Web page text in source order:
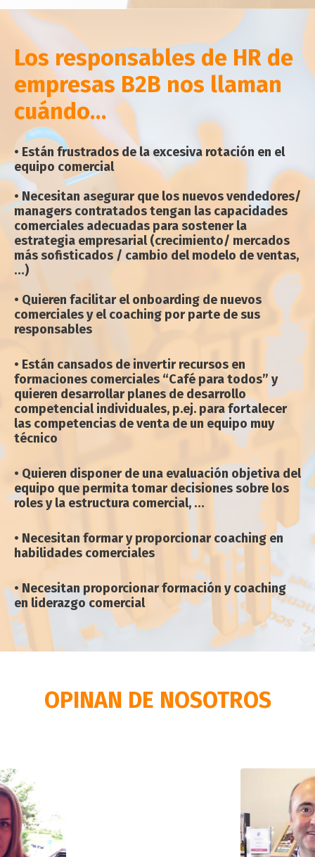
Los responsables de HR de
empresas B2B nos llaman
cuándo…
• Están frustrados de la excesiva rotación en el
equipo comercial
• Necesitan asegurar que los nuevos vendedores/
managers contratados tengan las capacidades
comerciales adecuadas para sostener la
estrategia empresarial (crecimiento/ mercados
más sofisticados / cambio del modelo de ventas,
…)
• Quieren facilitar el onboarding de nuevos
comerciales y el coaching por parte de sus
responsables
• Están cansados de invertir recursos en
formaciones comerciales “Café para todos” y
quieren desarrollar planes de desarrollo
competencial individuales, p.ej. para fortalecer
las competencias de venta de un equipo muy
técnico
• Quieren disponer de una evaluación objetiva del
equipo que permita tomar decisiones sobre los
roles y la estructura comercial, …
• Necesitan formar y proporcionar coaching en
habilidades comerciales
• Necesitan proporcionar formación y coaching
en liderazgo comercial
OPINAN DE NOSOTROS